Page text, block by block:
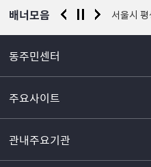
배너모음
경찰청 유실물 통합포털 서울시
동주민센터
주요사이트
관내주요기관